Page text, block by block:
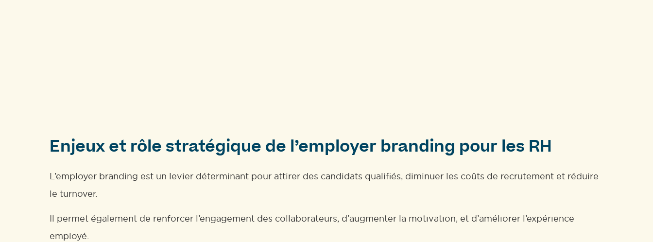
Enjeux et rôle stratégique de l’employer branding pour les RH
L’employer branding est un levier déterminant pour attirer des candidats qualifiés, diminuer les coûts de recrutement et réduire
le turnover.
Il permet également de renforcer l’engagement des collaborateurs, d’augmenter la motivation, et d’améliorer l’expérience
employé.